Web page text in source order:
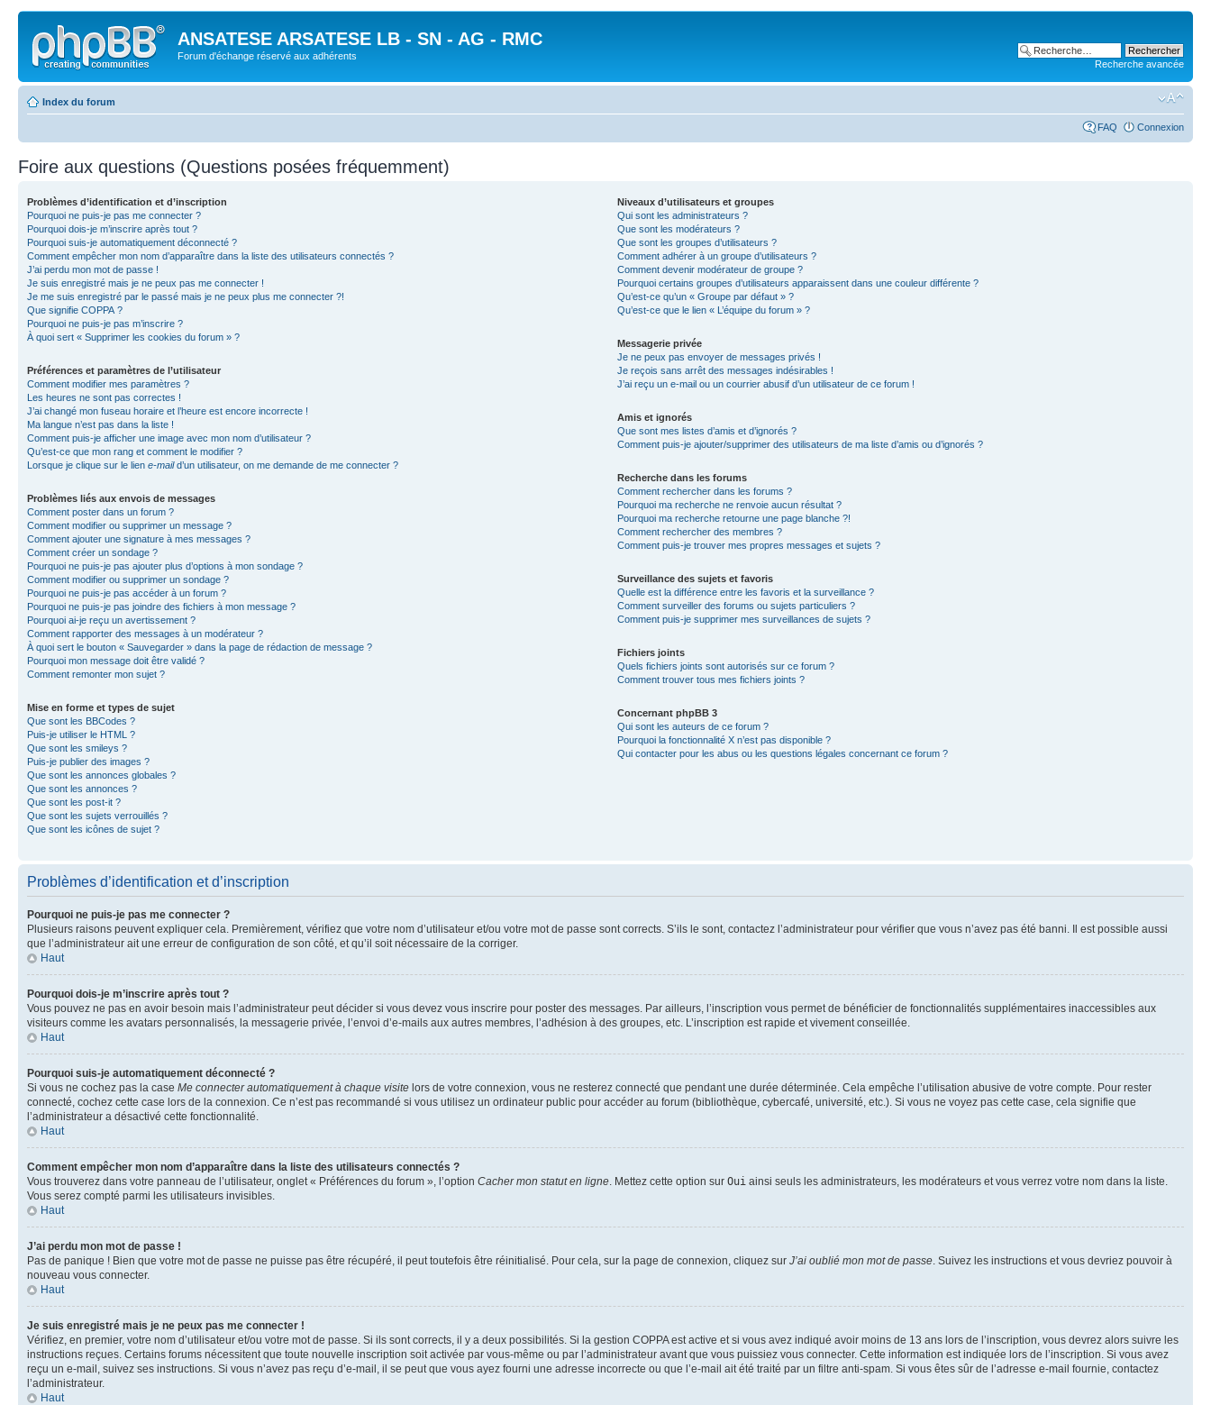
ANSATESE ARSATESE LB - SN - AG - RMC
Forum d'échange réservé aux adhérents
Recherche avancée
Index du forum
FAQ Connexion
Foire aux questions (Questions posées fréquemment)
Problèmes d’identification et d’inscription
Pourquoi ne puis-je pas me connecter ?
Pourquoi dois-je m’inscrire après tout ?
Pourquoi suis-je automatiquement déconnecté ?
Comment empêcher mon nom d’apparaître dans la liste des utilisateurs connectés ?
J’ai perdu mon mot de passe !
Je suis enregistré mais je ne peux pas me connecter !
Je me suis enregistré par le passé mais je ne peux plus me connecter ?!
Que signifie COPPA ?
Pourquoi ne puis-je pas m’inscrire ?
À quoi sert « Supprimer les cookies du forum » ?
Préférences et paramètres de l’utilisateur
Comment modifier mes paramètres ?
Les heures ne sont pas correctes !
J’ai changé mon fuseau horaire et l’heure est encore incorrecte !
Ma langue n’est pas dans la liste !
Comment puis-je afficher une image avec mon nom d’utilisateur ?
Qu’est-ce que mon rang et comment le modifier ?
Lorsque je clique sur le lien e-maild’un utilisateur, on me demande de me connecter ?
Problèmes liés aux envois de messages
Comment poster dans un forum ?
Comment modifier ou supprimer un message ?
Comment ajouter une signature à mes messages ?
Comment créer un sondage ?
Pourquoi ne puis-je pas ajouter plus d’options à mon sondage ?
Comment modifier ou supprimer un sondage ?
Pourquoi ne puis-je pas accéder à un forum ?
Pourquoi ne puis-je pas joindre des fichiers à mon message ?
Pourquoi ai-je reçu un avertissement ?
Comment rapporter des messages à un modérateur ?
À quoi sert le bouton « Sauvegarder » dans la page de rédaction de message ?
Pourquoi mon message doit être validé ?
Comment remonter mon sujet ?
Mise en forme et types de sujet
Que sont les BBCodes ?
Puis-je utiliser le HTML ?
Que sont les smileys ?
Puis-je publier des images ?
Que sont les annonces globales ?
Que sont les annonces ?
Que sont les post-it ?
Que sont les sujets verrouillés ?
Que sont les icônes de sujet ?
Niveaux d’utilisateurs et groupes
Qui sont les administrateurs ?
Que sont les modérateurs ?
Que sont les groupes d’utilisateurs ?
Comment adhérer à un groupe d’utilisateurs ?
Comment devenir modérateur de groupe ?
Pourquoi certains groupes d’utilisateurs apparaissent dans une couleur différente ?
Qu’est-ce qu’un « Groupe par défaut » ?
Qu’est-ce que le lien « L’équipe du forum » ?
Messagerie privée
Je ne peux pas envoyer de messages privés !
Je reçois sans arrêt des messages indésirables !
J’ai reçu un e-mail ou un courrier abusif d’un utilisateur de ce forum !
Amis et ignorés
Que sont mes listes d’amis et d’ignorés ?
Comment puis-je ajouter/supprimer des utilisateurs de ma liste d’amis ou d’ignorés ?
Recherche dans les forums
Comment rechercher dans les forums ?
Pourquoi ma recherche ne renvoie aucun résultat ?
Pourquoi ma recherche retourne une page blanche ?!
Comment rechercher des membres ?
Comment puis-je trouver mes propres messages et sujets ?
Surveillance des sujets et favoris
Quelle est la différence entre les favoris et la surveillance ?
Comment surveiller des forums ou sujets particuliers ?
Comment puis-je supprimer mes surveillances de sujets ?
Fichiers joints
Quels fichiers joints sont autorisés sur ce forum ?
Comment trouver tous mes fichiers joints ?
Concernant phpBB 3
Qui sont les auteurs de ce forum ?
Pourquoi la fonctionnalité X n’est pas disponible ?
Qui contacter pour les abus ou les questions légales concernant ce forum ?
Problèmes d’identification et d’inscription
Pourquoi ne puis-je pas me connecter ?
Plusieurs raisons peuvent expliquer cela. Premièrement, vérifiez que votre nom d’utilisateur et/ou votre mot de passe sont corrects. S’ils le sont, contactez l’administrateur pour vérifier que vous n’avez pas été banni. Il est possible aussi
que l’administrateur ait une erreur de configuration de son côté, et qu’il soit nécessaire de la corriger.
Haut
Pourquoi dois-je m’inscrire après tout ?
Vous pouvez ne pas en avoir besoin mais l’administrateur peut décider si vous devez vous inscrire pour poster des messages. Par ailleurs, l’inscription vous permet de bénéficier de fonctionnalités supplémentaires inaccessibles aux
visiteurs comme les avatars personnalisés, la messagerie privée, l’envoi d’e-mails aux autres membres, l’adhésion à des groupes, etc. L’inscription est rapide et vivement conseillée.
Haut
Pourquoi suis-je automatiquement déconnecté ?
Si vous ne cochez pas la case Me connecter automatiquement à chaque visite lors de votre connexion, vous ne resterez connecté que pendant une durée déterminée. Cela empêche l’utilisation abusive de votre compte. Pour rester
connecté, cochez cette case lors de la connexion. Ce n’est pas recommandé si vous utilisez un ordinateur public pour accéder au forum (bibliothèque, cybercafé, université, etc.). Si vous ne voyez pas cette case, cela signifie que
l’administrateur a désactivé cette fonctionnalité.
Haut
Comment empêcher mon nom d’apparaître dans la liste des utilisateurs connectés ?
Vous trouverez dans votre panneau de l’utilisateur, onglet « Préférences du forum », l’option Cacher mon statut en ligne . Mettez cette option sur Oui ainsi seuls les administrateurs, les modérateurs et vous verrez votre nom dans la liste.
Vous serez compté parmi les utilisateurs invisibles.
Haut
J’ai perdu mon mot de passe !
Pas de panique ! Bien que votre mot de passe ne puisse pas être récupéré, il peut toutefois être réinitialisé. Pour cela, sur la page de connexion, cliquez sur J’ai oublié mon mot de passe . Suivez les instructions et vous devriez pouvoir à
nouveau vous connecter.
Haut
Je suis enregistré mais je ne peux pas me connecter !
Vérifiez, en premier, votre nom d’utilisateur et/ou votre mot de passe. Si ils sont corrects, il y a deux possibilités. Si la gestion COPPA est active et si vous avez indiqué avoir moins de 13 ans lors de l’inscription, vous devrez alors suivre les
instructions reçues. Certains forums nécessitent que toute nouvelle inscription soit activée par vous-même ou par l’administrateur avant que vous puissiez vous connecter. Cette information est indiquée lors de l’inscription. Si vous avez
reçu un e-mail, suivez ses instructions. Si vous n’avez pas reçu d’e-mail, il se peut que vous ayez fourni une adresse incorrecte ou que l’e-mail ait été traité par un filtre anti-spam. Si vous êtes sûr de l’adresse e-mail fournie, contactez
l’administrateur.
Haut